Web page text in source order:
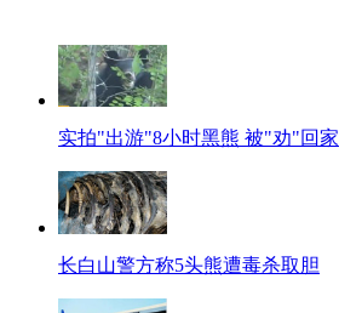
实拍"出游"8小时黑熊 被"劝"回家
长白山警方称5头熊遭毒杀取胆